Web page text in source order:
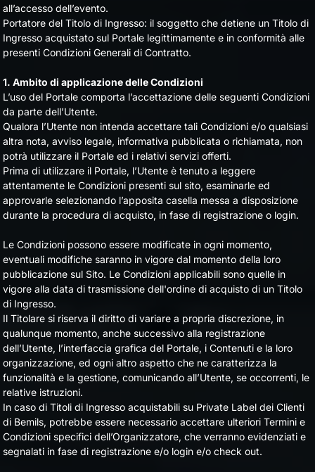
all’accesso dell’evento.
Portatore del Titolo di Ingresso: il soggetto che detiene un Titolo di
Ingresso acquistato sul Portale legittimamente e in conformità alle
presenti Condizioni Generali di Contratto.
1. Ambito di applicazione delle Condizioni
L’uso del Portale comporta l’accettazione delle seguenti Condizioni
da parte dell’Utente.
Qualora l’Utente non intenda accettare tali Condizioni e/o qualsiasi
altra nota, avviso legale, informativa pubblicata o richiamata, non
potrà utilizzare il Portale ed i relativi servizi offerti.
Prima di utilizzare il Portale, l’Utente è tenuto a leggere
attentamente le Condizioni presenti sul sito, esaminarle ed
approvarle selezionando l’apposita casella messa a disposizione
durante la procedura di acquisto, in fase di registrazione o login.
Le Condizioni possono essere modificate in ogni momento,
eventuali modifiche saranno in vigore dal momento della loro
pubblicazione sul Sito. Le Condizioni applicabili sono quelle in
vigore alla data di trasmissione dell'ordine di acquisto di un Titolo
di Ingresso.
Il Titolare si riserva il diritto di variare a propria discrezione, in
qualunque momento, anche successivo alla registrazione
dell’Utente, l’interfaccia grafica del Portale, i Contenuti e la loro
organizzazione, ed ogni altro aspetto che ne caratterizza la
funzionalità e la gestione, comunicando all’Utente, se occorrenti, le
relative istruzioni.
In caso di Titoli di Ingresso acquistabili su Private Label dei Clienti
di Bemils, potrebbe essere necessario accettare ulteriori Termini e
Condizioni specifici dell’Organizzatore, che verranno evidenziati e
segnalati in fase di registrazione e/o login e/o check out.